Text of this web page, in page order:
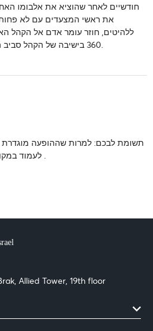
חודשיים לאחר שהוציא את אלבומו
את ראשי המצעדים עם לא
ללהיטים, חוזר עומר אדם אל הקהל
360 בישיבה של הקהל סביב הבמה באצטדיון הלאומי רמת גן.
תשומת לבכם: למרות שההופעה מוגדרת
לעמוד במקומות אותם רכשו במהלך המופע .
Allied Tower, 19th floor